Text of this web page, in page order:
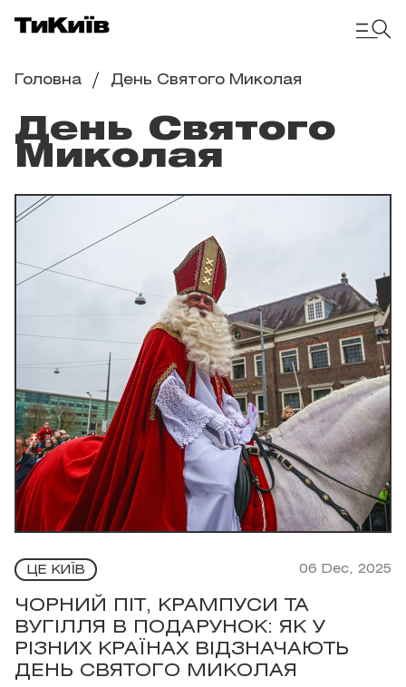
Головна День Святого Миколая
День Святого
Миколая
ЦЕ КИЇВ 06 Dec, 2025
ЧОРНИЙ ПІТ, КРАМПУСИ ТА
ВУГІЛЛЯ В ПОДАРУНОК: ЯК У
РІЗНИХ КРАЇНАХ ВІДЗНАЧАЮТЬ
ДЕНЬ СВЯТОГО МИКОЛАЯ